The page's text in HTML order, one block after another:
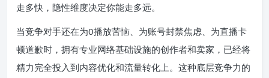
走多快，隐性维度决定你能走多远。
当竞争对手还在为0播放苦恼、为账号封禁焦虑、为直播卡
顿道歉时，拥有专业网络基础设施的创作者和卖家，已经将
精力完全投入到内容优化和流量转化上。这种底层竞争力的